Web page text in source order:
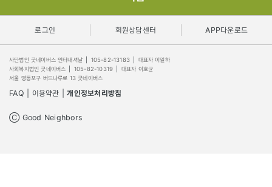
로그인 회원상담센터 APP다운로드
사단법인 굿네이버스 인터내셔날 105-82-13183
대표자 이일하
사회복지법인 굿네이버스
105-82-10319
대표자 이호균
서울 영등포구 버드나루로 13 굿네이버스
FAQ 이용약관 개인정보처리방침
Ⓒ Good Neighbors